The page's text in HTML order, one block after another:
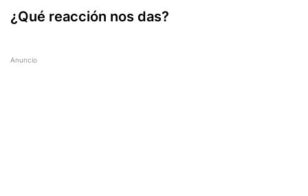
¿Qué reacción nos das?
Anuncio